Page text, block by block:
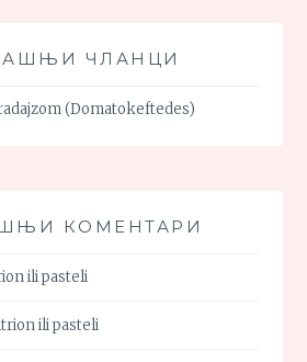
ЧЛАНЦИ
(Domatokeftedes)
КОМЕНТАРИ
ili pasteli
ili pasteli